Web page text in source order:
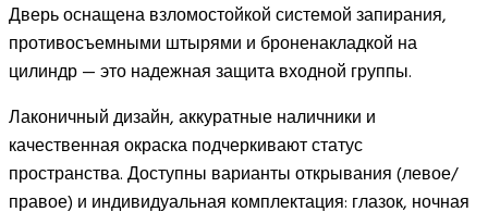
Дверь оснащена взломостойкой системой запирания,
противосъемными штырями и броненакладкой на
цилиндр — это надежная защита входной группы.
Лаконичный дизайн, аккуратные наличники и
качественная окраска подчеркивают статус
пространства. Доступны варианты открывания (левое/
правое) и индивидуальная комплектация: глазок, ночная